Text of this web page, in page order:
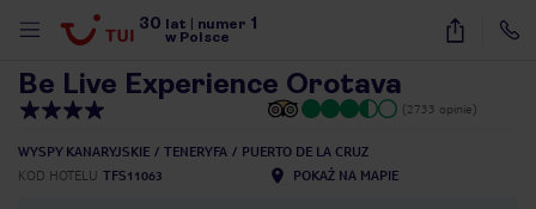
30 lat numer 1
w Polsce
28
Be Live Experience Orotava
(2733 opinie)
WYSPY KANARYJSKIE TENERYFA
PUERTO DE LA CRUZ
KOD HOTELU TFS11063 POKAŻ NA MAPIE